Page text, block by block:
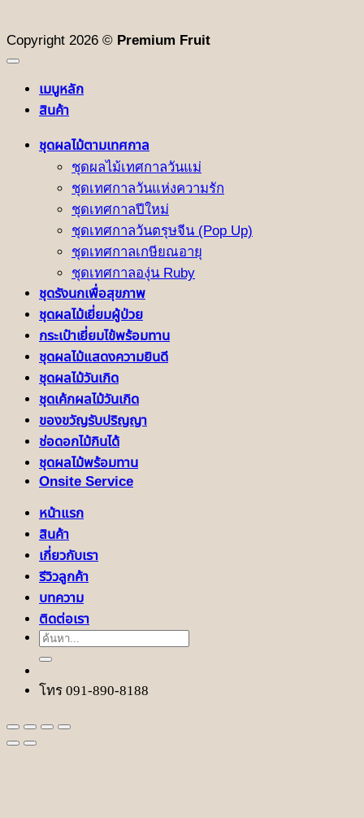
Copyright 2026 © Premium Fruit
เมนูหลัก
สินค้า
ชุดผลไม้ตามเทศกาล
ชุดผลไม้เทศกาลวันแม่
ชุดเทศกาลวันแห่งความรัก
ชุดเทศกาลปีใหม่
ชุดเทศกาลวันตรุษจีน (Pop Up)
ชุดเทศกาลเกษียณอายุ
ชุดเทศกาลองุ่น Ruby
ชุดรังนกเพื่อสุขภาพ
ชุดผลไม้เยี่ยมผู้ป่วย
กระเป๋าเยี่ยมไข้พร้อมทาน
ชุดผลไม้แสดงความยินดี
ชุดผลไม้วันเกิด
ชุดเค้กผลไม้วันเกิด
ของขวัญรับปริญญา
ช่อดอกไม้กินได้
ชุดผลไม้พร้อมทาน
Onsite Service
หน้าแรก
สินค้า
เกี่ยวกับเรา
รีวิวลูกค้า
บทความ
ติดต่อเรา
ค้นหา:
โทร 091-890-8188